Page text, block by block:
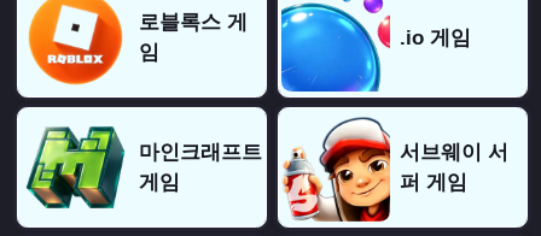
로블록스 게
임
.io 게임
마인크래프트
게임
서브웨이 서
퍼 게임